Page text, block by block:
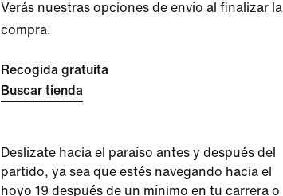
Verás nuestras opciones de envío al finalizar la
compra.
Recogida gratuita
Buscar tienda
Deslízate hacia el paraíso antes y después del
partido, ya sea que estés navegando hacia el
hoyo 19 después de un mínimo en tu carrera o